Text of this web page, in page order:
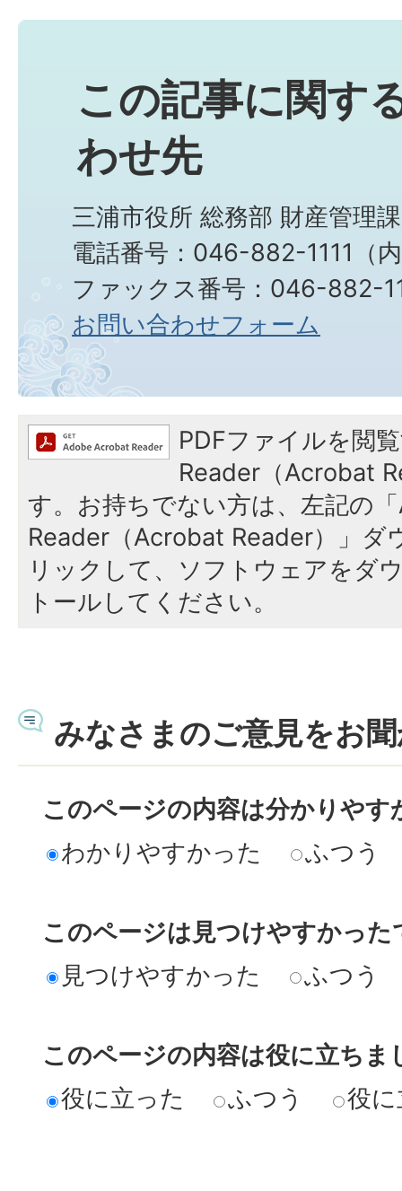
この記事に関す
わせ先
三浦市役所 総務部 財産管理課
電話番号：046-882-1111（
ファックス番号：046-882-
お問い合わせフォーム
PDFファイルを閲
Reader（Acrobat
す。お持ちでない方は、左記の
Reader（Acrobat Reader）」ダ
リックして、ソフトウェアをダ
トールしてください。
みなさまのご意見をお
このページの内容は分かりやす
わかりやすかった
ふつう
このページは見つけやすかった
見つけやすかった
ふつう
このページの内容は役に立ちま
役に立った
ふつう 役